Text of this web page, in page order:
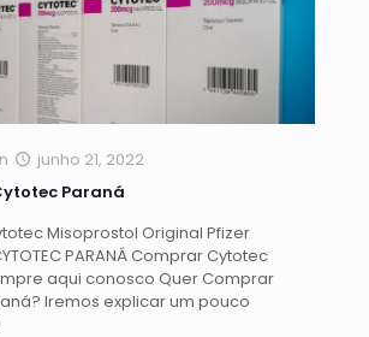
junho 21, 2022
Paraná
Misoprostol Original Pfizer
PARANÁ Comprar Cytotec
aqui conosco Quer Comprar
Iremos explicar um pouco